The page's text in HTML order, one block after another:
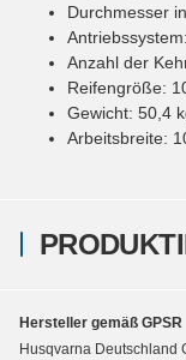
Durchmesser
Anzahl der
Reifengröße:
Gewicht: 50,4
Arbeitsbreite:
Hersteller gemäß GPSR
Husqvarna Deutschland